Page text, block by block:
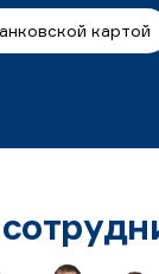
картой